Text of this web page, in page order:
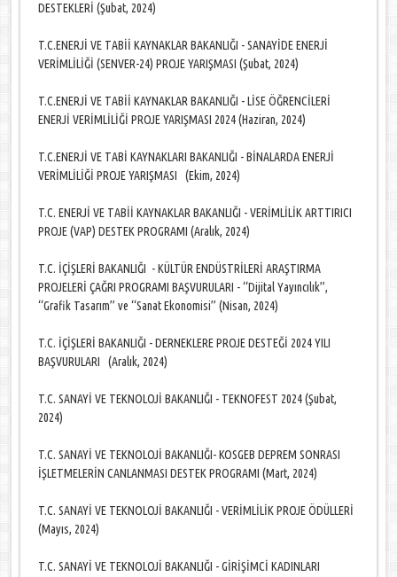
DESTEKLERİ (Şubat, 2024)
T.C.ENERJİ VE TABİİ KAYNAKLAR BAKANLIĞI - SANAYİDE ENERJİ
VERİMLİLİĞİ (SENVER-24) PROJE YARIŞMASI (Şubat, 2024)
T.C.ENERJİ VE TABİİ KAYNAKLAR BAKANLIĞI - LİSE ÖĞRENCİLERİ
ENERJİ VERİMLİLİĞİ PROJE YARIŞMASI 2024 (Haziran, 2024)
T.C.ENERJİ VE TABİ KAYNAKLARI BAKANLIĞI - BİNALARDA ENERJİ
VERİMLİLİĞİ PROJE YARIŞMASI (Ekim, 2024)
T.C. ENERJİ VE TABİİ KAYNAKLAR BAKANLIĞI - VERİMLİLİK ARTTIRICI
PROJE (VAP) DESTEK PROGRAMI (Aralık, 2024)
T.C. İÇİŞLERİ BAKANLIĞI - KÜLTÜR ENDÜSTRİLERİ ARAŞTIRMA
PROJELERİ ÇAĞRI PROGRAMI BAŞVURULARI - ‘‘Dijital Yayıncılık’’,
‘‘Grafik Tasarım’’ ve ‘‘Sanat Ekonomisi’’ (Nisan, 2024)
T.C. İÇİŞLERİ BAKANLIĞI - DERNEKLERE PROJE DESTEĞİ 2024 YILI
BAŞVURULARI (Aralık, 2024)
T.C. SANAYİ VE TEKNOLOJİ BAKANLIĞI - TEKNOFEST 2024 (Şubat,
2024)
T.C. SANAYİ VE TEKNOLOJİ BAKANLIĞI- KOSGEB DEPREM SONRASI
İŞLETMELERİN CANLANMASI DESTEK PROGRAMI (Mart, 2024)
T.C. SANAYİ VE TEKNOLOJİ BAKANLIĞI - VERİMLİLİK PROJE ÖDÜLLERİ
(Mayıs, 2024)
T.C. SANAYİ VE TEKNOLOJİ BAKANLIĞI - GİRİŞİMCİ KADINLARI